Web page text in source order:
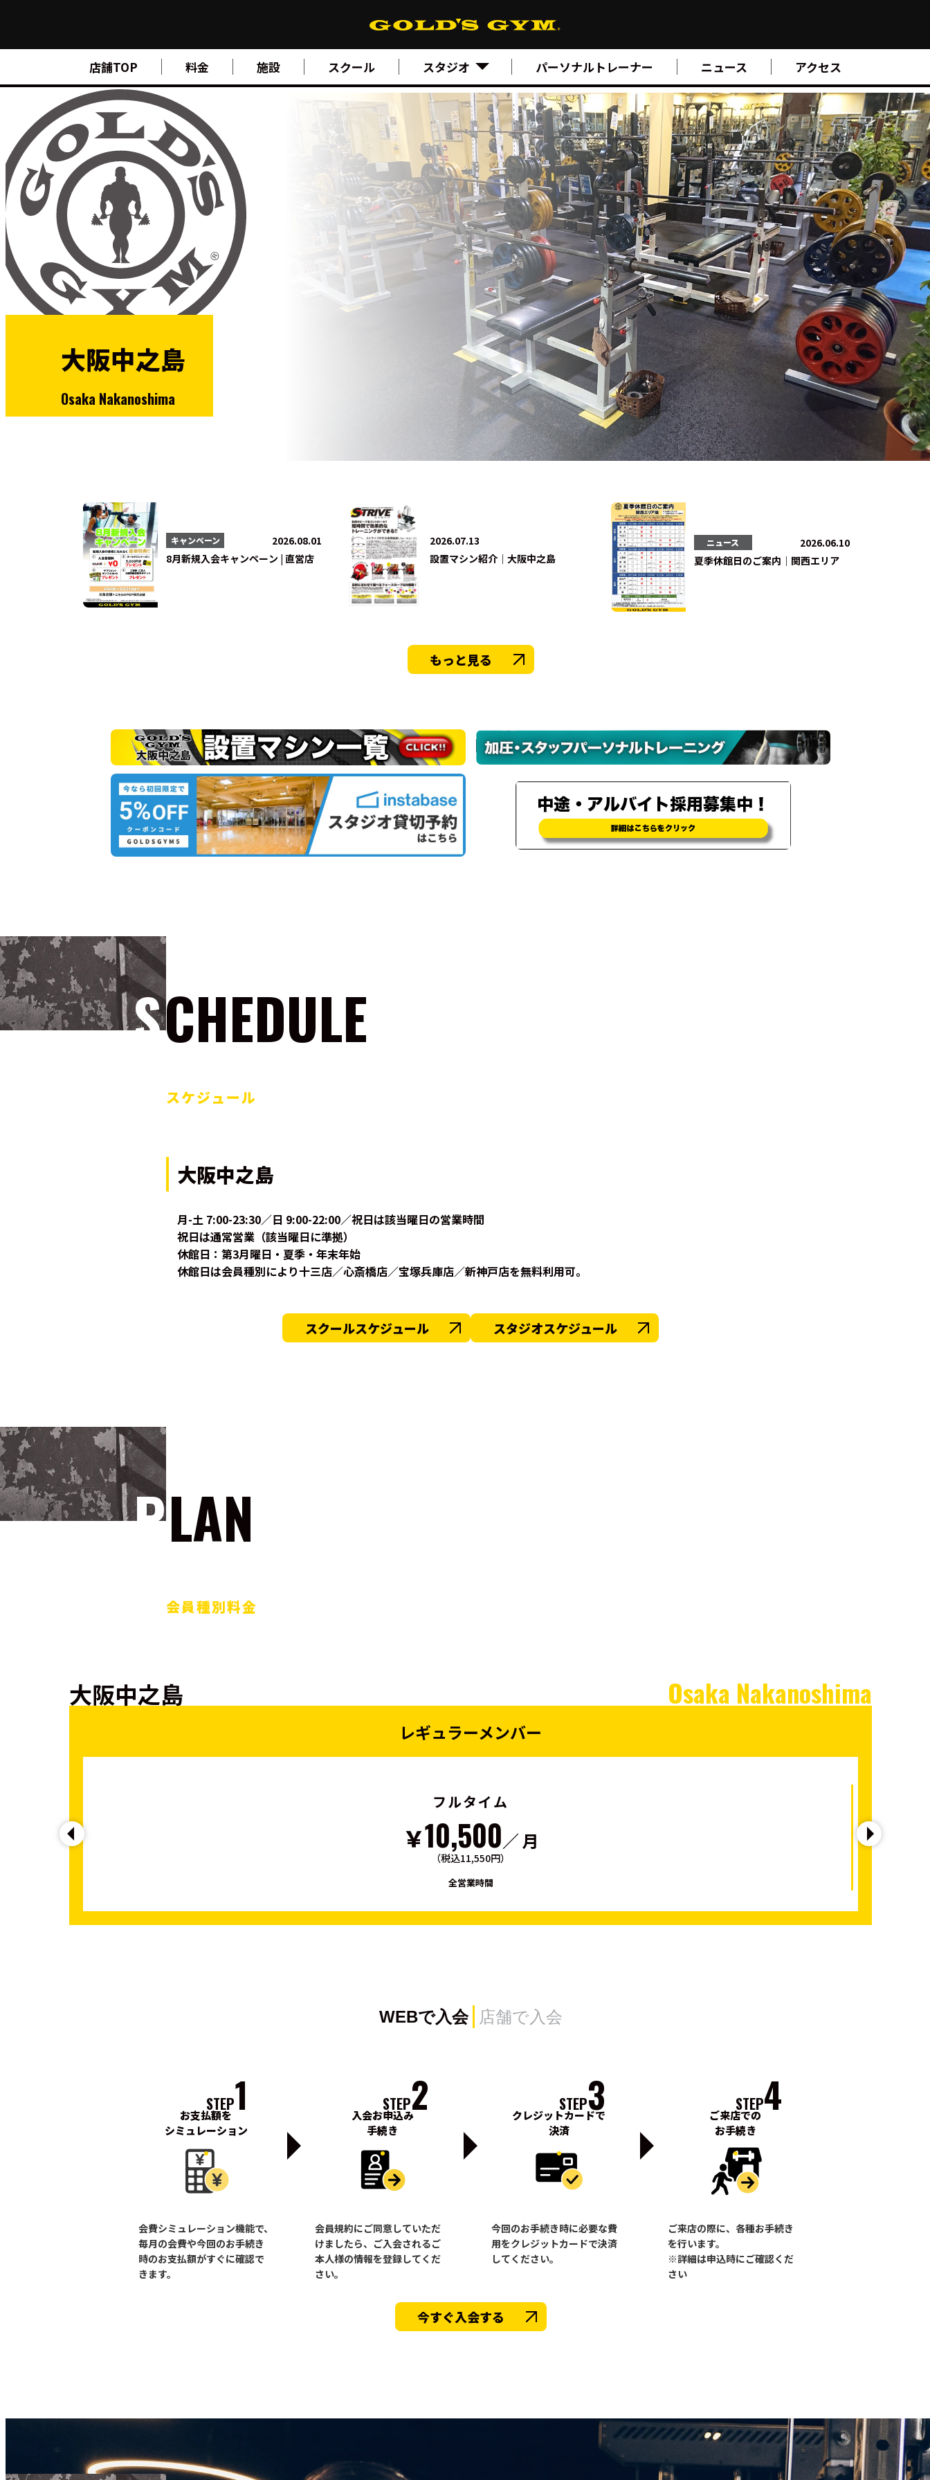
店舗TOP 料金 施設 スクール スタジオ パーソナルトレーナー ニュース アクセス
FIND A GYM 店舗検索
ABOUTゴールドジムについて
SUPPORT トレーニングサポート
SCHOOLスクール
STUDIO スタジオ
JOIN ご入会について
NEWSニュース
SHOPオンラインストア
法人会員
会員会則
採用情報
大阪中之島
Osaka Nakanoshima
キャンペーン
2026.08.01
8月新規入会キャンペーン | 直営店
2026.07.13
設置マシン紹介｜大阪中之島
ニュース
2026.06.10
夏季休館日のご案内｜関西エリア
もっと見る
SCHEDULE
スケジュール
大阪中之島
月-土 7:00-23:30／日 9:00-22:00／祝日は該当曜日の営業時間
祝日は通常営業（該当曜日に準拠）
休館日：第3月曜日・夏季・年末年始
休館日は会員種別により十三店／心斎橋店／宝塚兵庫店／新神戸店を無料利用可。
スクールスケジュール スタジオスケジュール
PLAN
会員種別料金
大阪中之島 Osaka Nakanoshima
レギュラーメンバー
フルタイム
￥10,500／ 月
（税込11,550円）
全営業時間
WEBで入会 店舗で入会
STEP1
お支払額を
シミュレーション
会費シミュレーション機能で、
毎月の会費や今回のお手続き
時のお支払額がすぐに確認で
きます。
STEP2
入会お申込み
手続き
会員規約にご同意していただ
けましたら、ご入会されるご
本人様の情報を登録してくだ
さい。
STEP3
クレジットカードで
決済
今回のお手続き時に必要な費
用をクレジットカードで決済
してください。
STEP4
ご来店での
お手続き
ご来店の際に、各種お手続き
を行います。
※詳細は申込時にご確認くだ
さい
今すぐ入会する